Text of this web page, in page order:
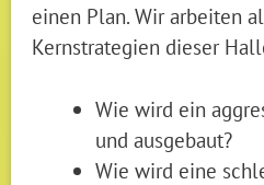
einen Plan. Wir arbeiten
Kernstrategien dieser
Wie wird ein
und ausgebaut?
Wie wird eine